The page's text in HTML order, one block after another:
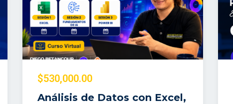
$530,000.00
Análisis de Datos con Excel,